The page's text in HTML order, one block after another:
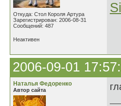
Откуда: Стол Короля Артура
Зарегистрирован: 2006-08-31
Сообщений: 487
Неактивен
2006-09-01
Наталья Федоренко
Автор сайта